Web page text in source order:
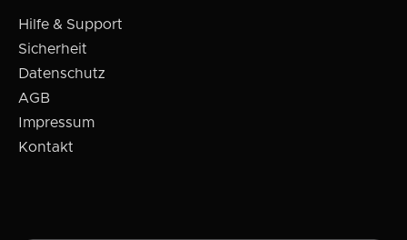
Hilfe & Support
Sicherheit
Datenschutz
AGB
Impressum
Kontakt